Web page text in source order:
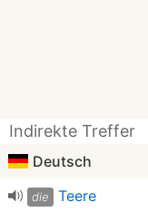
Indirekte Treffer
Deutsch
die Teere